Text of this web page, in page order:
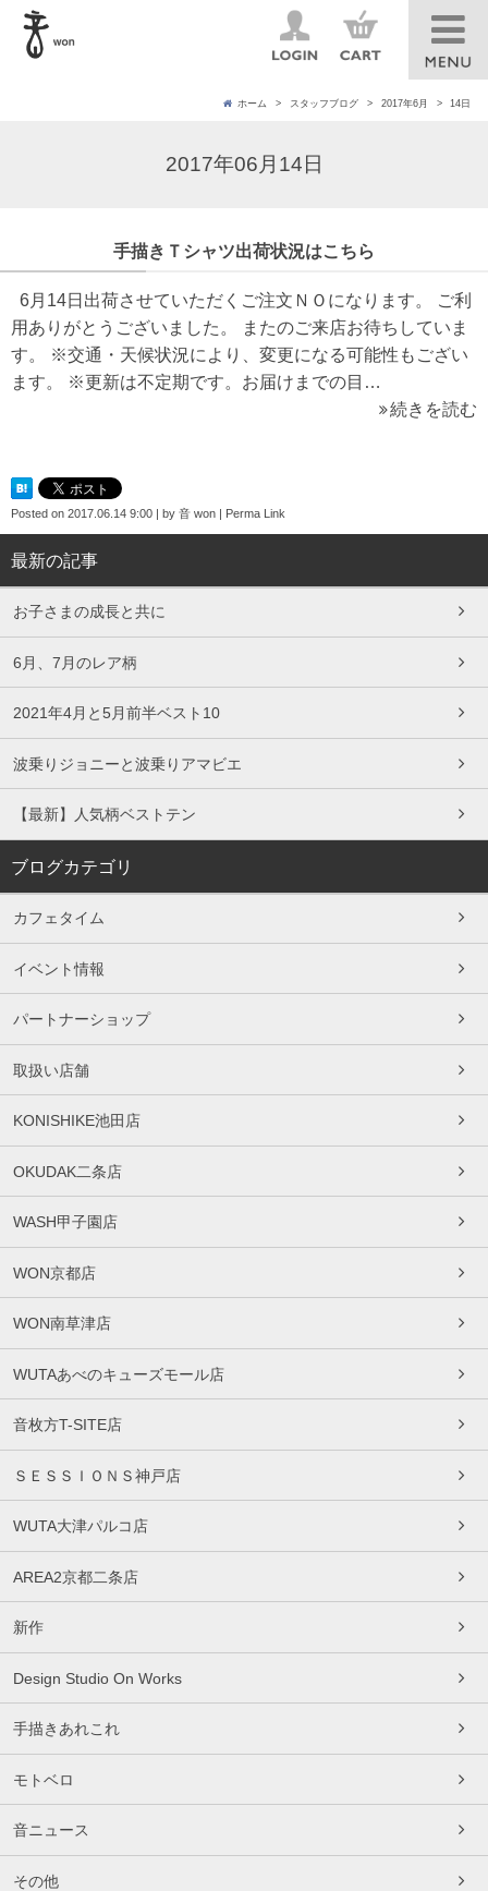
ホーム スタッフブログ 2017年6月 14日
2017年06月14日
手描きＴシャツ出荷状況はこちら
6月14日出荷させていただくご注文ＮＯになります。 ご利
用ありがとうございました。 またのご来店お待ちしていま
す。 ※交通・天候状況により、変更になる可能性もござい
ます。 ※更新は不定期です。お届けまでの目…
続きを読む
Posted on 2017.06.14 9:00 | by 音 won | Perma Link
最新の記事
お子さまの成長と共に
6月、7月のレア柄
2021年4月と5月前半ベスト10
波乗りジョニーと波乗りアマビエ
【最新】人気柄ベストテン
ブログカテゴリ
カフェタイム
イベント情報
パートナーショップ
取扱い店舗
KONISHIKE池田店
OKUDAK二条店
WASH甲子園店
WON京都店
WON南草津店
WUTAあべのキューズモール店
音枚方T-SITE店
ＳＥＳＳＩＯＮＳ神戸店
WUTA大津パルコ店
AREA2京都二条店
新作
Design Studio On Works
手描きあれこれ
モトベロ
音ニュース
その他